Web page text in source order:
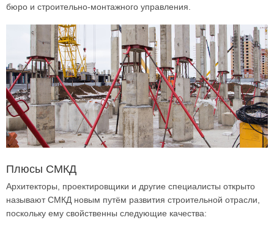
бюро и строительно-монтажного управления.
Плюсы СМКД
Архитекторы, проектировщики и другие специалисты открыто
называют СМКД новым путём развития строительной отрасли,
поскольку ему свойственны следующие качества: